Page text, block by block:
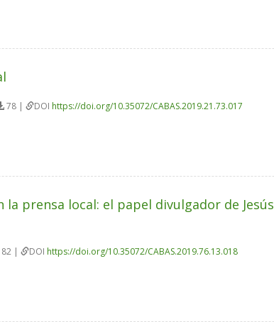
78 | DOI https://doi.org/10.35072/CABAS.2019.21.73.017
prensa local: el papel divulgador de Jesús
82 | DOI https://doi.org/10.35072/CABAS.2019.76.13.018